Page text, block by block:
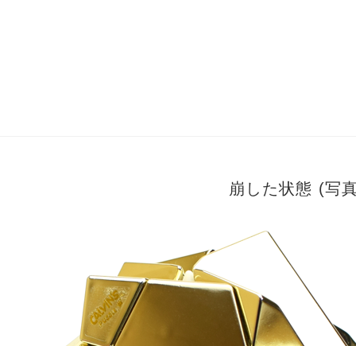
崩した状態 (写